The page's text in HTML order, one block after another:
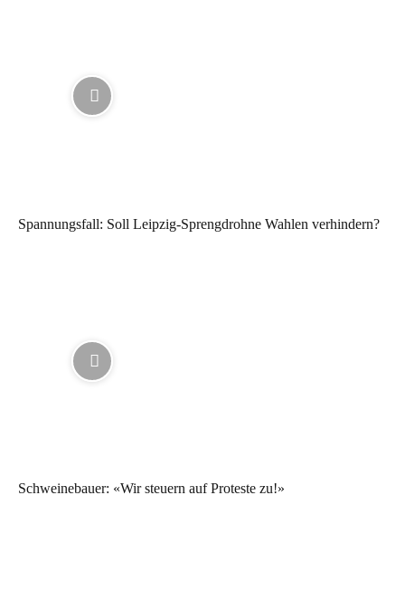
Spannungsfall: Soll Leipzig-Sprengdrohne Wahlen verhindern?
Schweinebauer: «Wir steuern auf Proteste zu!»